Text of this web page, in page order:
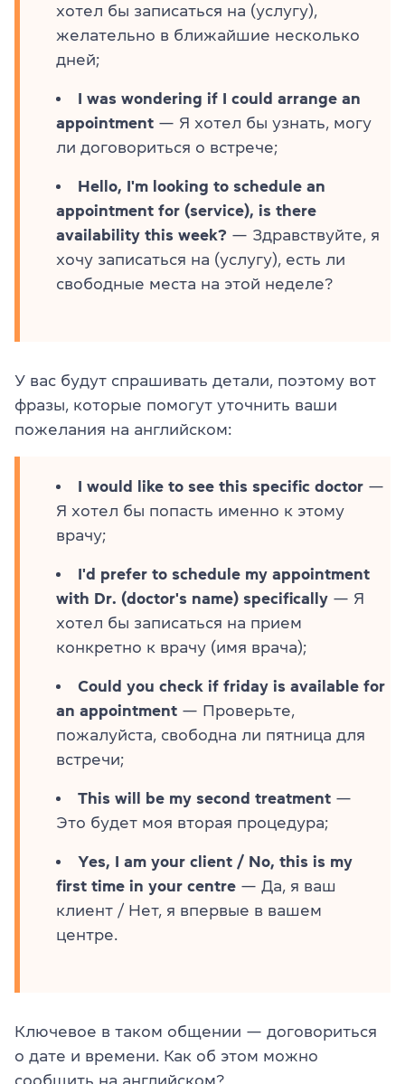
хотел бы записаться на (услугу),
желательно в ближайшие несколько
дней;
I was wondering if I could arrange an
appointment — Я хотел бы узнать, могу
ли договориться о встрече;
Hello, I'm looking to schedule an
appointment for (service), is there
availability this week? — Здравствуйте, я
хочу записаться на (услугу), есть ли
свободные места на этой неделе?
У вас будут спрашивать детали, поэтому вот
фразы, которые помогут уточнить ваши
пожелания на английском:
I would like to see this specific doctor —
Я хотел бы попасть именно к этому
врачу;
I'd prefer to schedule my appointment
with Dr. (doctor's name) specifically — Я
хотел бы записаться на прием
конкретно к врачу (имя врача);
Could you check if friday is available for
an appointment — Проверьте,
пожалуйста, свободна ли пятница для
встречи;
This will be my second treatment —
Это будет моя вторая процедура;
Yes, I am your client / No, this is my
first time in your centre — Да, я ваш
клиент / Нет, я впервые в вашем
центре.
Ключевое в таком общении — договориться
о дате и времени. Как об этом можно
сообщить на английском?